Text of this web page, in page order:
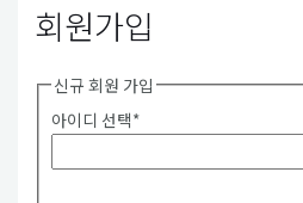
회원가입
신규 회원 가입
아이디 선택*